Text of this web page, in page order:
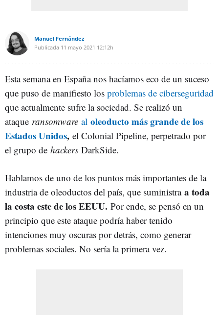
Manuel Fernández
Publicada 11 mayo 2021 12:12h
Esta semana en España nos hacíamos eco de un suceso
que puso de manifiesto los problemas de ciberseguridad
que actualmente sufre la sociedad. Se realizó un
ataque ransomware al oleoducto más grande de los
Estados Unidos, el Colonial Pipeline, perpetrado por
el grupo de hackers DarkSide.
Hablamos de uno de los puntos más importantes de la
industria de oleoductos del país, que suministra a toda
la costa este de los EEUU. Por ende, se pensó en un
principio que este ataque podría haber tenido
intenciones muy oscuras por detrás, como generar
problemas sociales. No sería la primera vez.